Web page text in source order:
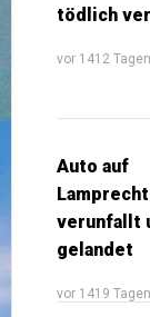
tödlich
vor 1412
Auto auf
verunfallt
gelandet
vor 1419